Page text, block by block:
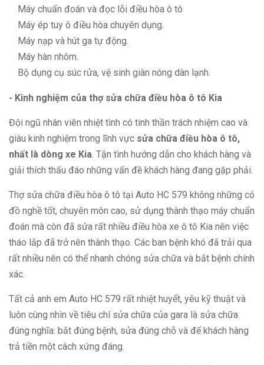
Máy chuẩn đoán và đọc lỗi điều hòa ô tô
Máy ép tuy ô điều hòa chuyên dụng.
Máy nạp và hút ga tự động.
Máy hàn nhôm.
Bộ dụng cụ súc rửa, vệ sinh giàn nóng dàn lạnh.
- Kinh nghiệm của thợ sửa chữa điều hòa ô tô Kia
Đội ngũ nhân viên nhiệt tình có tinh thần trách nhiệm cao và
giàu kinh nghiệm trong lĩnh vực sửa chữa điều hòa ô tô,
nhất là dòng xe Kia. Tận tình hướng dẫn cho khách hàng và
giải thích thấu đáo những vấn đề khách hàng đang gặp phải.
Thợ sửa chữa điều hòa ô tô tại Auto HC 579 không những có
đồ nghề tốt, chuyên môn cao, sử dụng thành thạo máy chuẩn
đoán mà còn đã sửa rất nhiều điều hòa xe ô tô Kia nên việc
tháo lắp đã trở nên thành thạo. Các ban bệnh khó đã trải qua
rất nhiều nên có thể nhanh chóng sửa chữa và bắt bệnh chính
xác.
Tất cả anh em Auto HC 579 rất nhiệt huyết, yêu kỹ thuật và
luôn cùng nhìn về tiêu chí sửa chữa của gara là sửa chữa
đúng nghĩa: bắt đúng bệnh, sửa đúng chỗ và để khách hàng
trả tiền một cách xứng đáng.